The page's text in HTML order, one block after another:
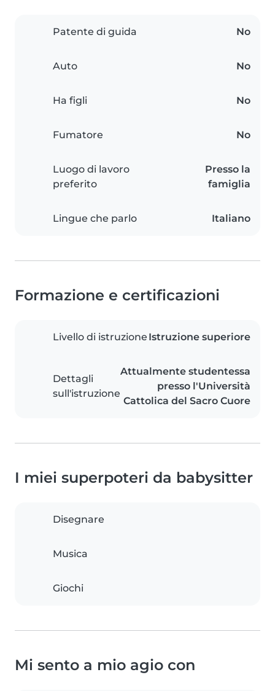
Patente di guida No
Auto No
Ha figli No
Fumatore No
Luogo di lavoro
preferito
Presso la
famiglia
Lingue che parlo Italiano
Formazione e certificazioni
Livello di istruzione Istruzione superiore
Dettagli
sull'istruzione
Attualmente studentessa
presso l'Università
Cattolica del Sacro Cuore
I miei superpoteri da babysitter
Disegnare
Musica
Giochi
Mi sento a mio agio con